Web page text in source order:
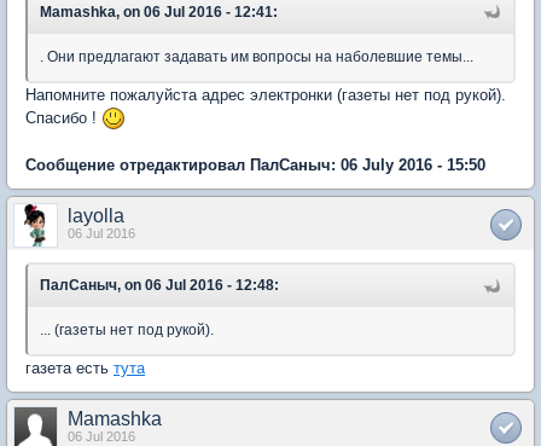
Mamashka, on 06 Jul 2016 - 12:41:
. Они предлагают задавать им вопросы на наболевшие темы...
Напомните пожалуйста адрес электронки (газеты нет под рукой).
Спасибо !
Сообщение отредактировал ПалСаныч: 06 July 2016 - 15:50
layolla
06 Jul 2016
ПалСаныч, on 06 Jul 2016 - 12:48:
... (газеты нет под рукой).
газета есть тута
Mamashka
06 Jul 2016